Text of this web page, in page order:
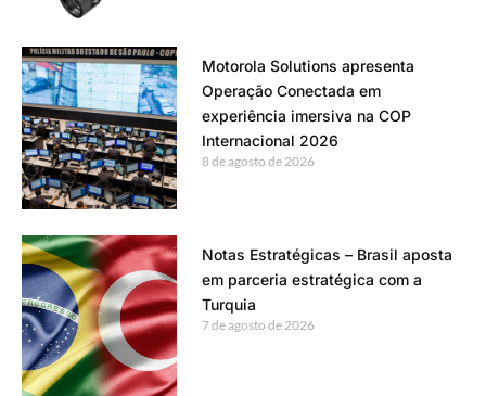
Motorola Solutions apresenta
Operação Conectada em
experiência imersiva na COP
Internacional 2026
8 de agosto de 2026
Notas Estratégicas – Brasil aposta
em parceria estratégica com a
Turquia
7 de agosto de 2026